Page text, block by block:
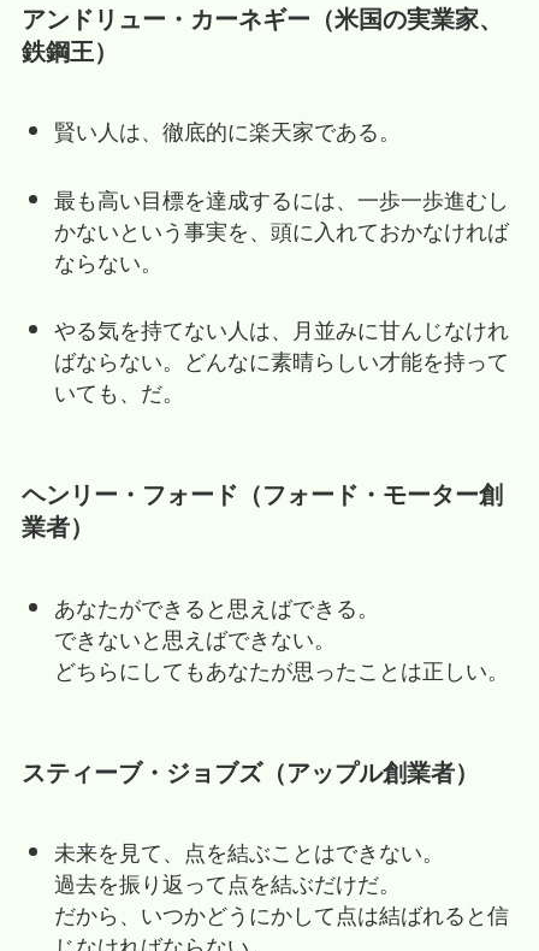
アンドリュー・カーネギー（米国の実業家、
鉄鋼王）
賢い人は、徹底的に楽天家である。
最も高い目標を達成するには、一歩一歩進むし
かないという事実を、頭に入れておかなければ
ならない。
やる気を持てない人は、月並みに甘んじなけれ
ばならない。どんなに素晴らしい才能を持って
いても、だ。
ヘンリー・フォード（フォード・モーター創
業者）
あなたができると思えばできる。
できないと思えばできない。
どちらにしてもあなたが思ったことは正しい。
スティーブ・ジョブズ（アップル創業者）
未来を見て、点を結ぶことはできない。
過去を振り返って点を結ぶだけだ。
だから、いつかどうにかして点は結ばれると信